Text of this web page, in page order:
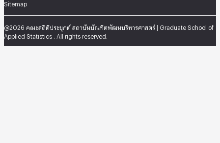
Sitemap
@2026 คณะสถิติประยุกต์ สถาบันบัณฑิตพัฒนบริหารศาสตร์ | Graduate School of
Applied Statistics . All rights reserved.